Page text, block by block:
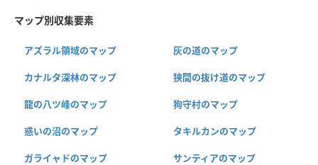
マップ別収集要素
アズラル領域のマップ 灰の道のマップ
カナルタ深林のマップ 狭間の抜け道のマップ
龍の八ツ峰のマップ 狗守村のマップ
惑いの沼のマップ タキルカンのマップ
ガライャドのマップ サンティアのマップ